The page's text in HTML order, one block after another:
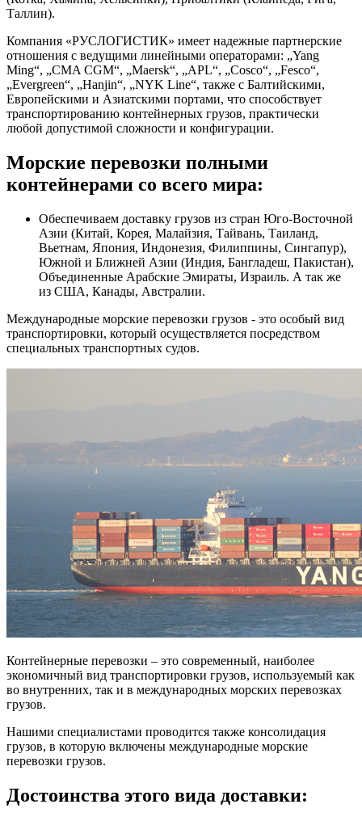
Таллин).
Компания «РУСЛОГИСТИК» имеет надежные партнерские
отношения с ведущими линейными операторами: „Yang
Ming“, „CMA CGM“, „Maersk“, „APL“, „Cosco“, „Fesco“,
„Evergreen“, „Hanjin“, „NYK Line“, также с Балтийскими,
Европейскими и Азиатскими портами, что способствует
транспортированию контейнерных грузов, практически
любой допустимой сложности и конфигурации.
Морские перевозки полными
контейнерами со всего мира:
Обеспечиваем доставку грузов из стран Юго-Восточной
Азии (Китай, Корея, Малайзия, Тайвань, Таиланд,
Вьетнам, Япония, Индонезия, Филиппины, Сингапур),
Южной и Ближней Азии (Индия, Бангладеш, Пакистан),
Объединенные Арабские Эмираты, Израиль. А так же
из США, Канады, Австралии.
Международные морские перевозки грузов - это особый вид
транспортировки, который осуществляется посредством
специальных транспортных судов.
Контейнерные перевозки – это современный, наиболее
экономичный вид транспортировки грузов, используемый как
во внутренних, так и в международных морских перевозках
грузов.
Нашими специалистами проводится также консолидация
грузов, в которую включены международные морские
перевозки грузов.
Достоинства этого вида доставки: